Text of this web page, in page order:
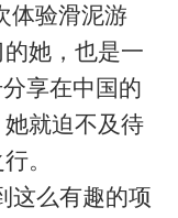
体验滑泥游
她，也是一
享在中国的
就迫不及待
。
这么有趣的项